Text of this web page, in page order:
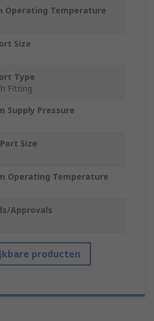
Operating Temperature
Size
Type
Fitting
Supply Pressure
Size
Operating Temperature
Approvals
producten